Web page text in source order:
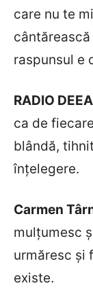
care nu te
raspunsul e
RADIO DEEA
ca de
blândă,
înţelegere.
Carmen T
mulţumesc
urmăresc şi
existe.